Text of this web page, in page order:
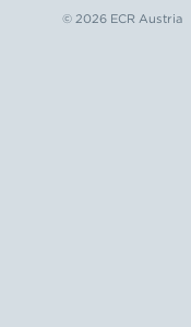
© 2026 ECR Austria